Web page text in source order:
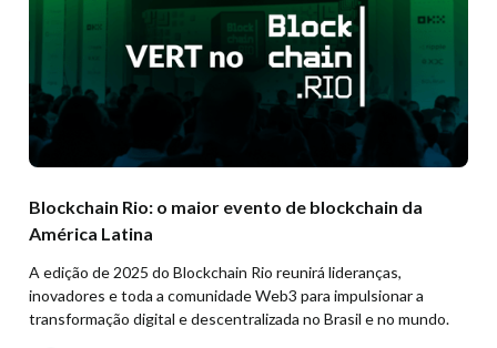
Blockchain Rio: o maior evento de blockchain da
América Latina
A edição de 2025 do Blockchain Rio reunirá lideranças,
inovadores e toda a comunidade Web3 para impulsionar a
transformação digital e descentralizada no Brasil e no mundo.